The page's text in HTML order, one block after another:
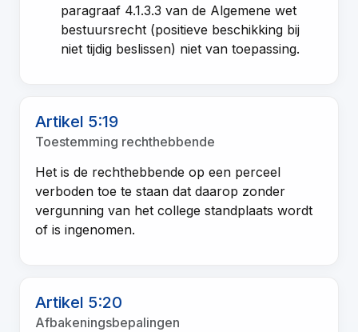
paragraaf 4.1.3.3 van de Algemene wet
bestuursrecht (positieve beschikking bij
niet tijdig beslissen) niet van toepassing.
Artikel 5:19
Toestemming rechthebbende
Het is de rechthebbende op een perceel
verboden toe te staan dat daarop zonder
vergunning van het college standplaats wordt
of is ingenomen.
Artikel 5:20
Afbakeningsbepalingen